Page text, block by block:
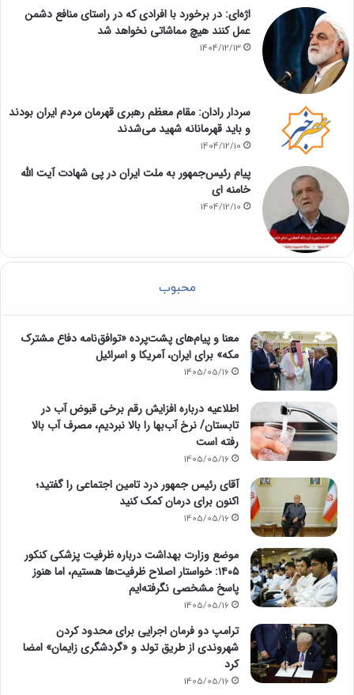
اژه‌ای: در برخورد با افرادی که در راستای منافع دشمن
عمل کنند هیچ مماشاتی نخواهد شد
1404/12/13
سردار رادان: مقام معظم رهبری قهرمان مردم ایران بودند
و باید قهرمانانه شهید می‌شدند
1404/12/10
پیام رئیس‌جمهور به ملت ایران در پی شهادت آیت الله
خامنه ای
1404/12/10
محبوب
معنا و پیام‌های پشت‌پرده «توافق‌نامه دفاع مشترک
مکه» برای ایران، آمریکا و اسرائیل
1405/05/16
اطلاعیه درباره افزایش رقم برخی قبوض آب در
تابستان/ نرخ آب‌بها را بالا نبردیم، مصرف آب بالا
رفته است
1405/05/16
آقای رئیس جمهور درد تامین اجتماعی را گفتید؛
اکنون برای درمان کمک کنید
1405/05/16
موضع وزارت بهداشت درباره ظرفیت پزشکی کنکور
۱۴۰۵: خواستار اصلاح ظرفیت‌ها هستیم، اما هنوز
پاسخ مشخصی نگرفته‌ایم
1405/05/16
ترامپ دو فرمان اجرایی برای محدود کردن
شهروندی از طریق تولد و «گردشگری زایمان» امضا
کرد
1405/05/16